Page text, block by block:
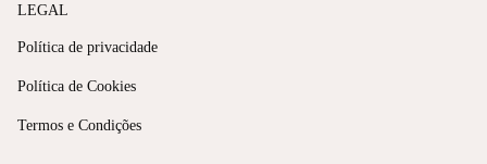
LEGAL
Política de privacidade
Política de Cookies
Termos e Condições